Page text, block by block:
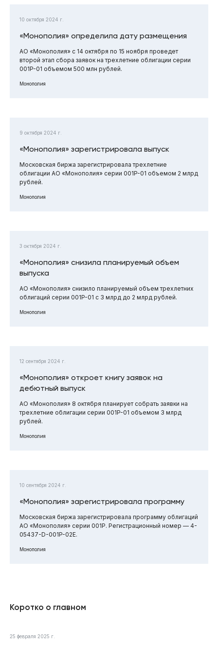
10 октября 2024 г.
«Монополия» определила дату размещения
АО «Монополия» с 14 октября по 15 ноября проведет
второй этап сбора заявок на трехлетние облигации серии
001P-01 объемом 500 млн рублей.
Монополия
9 октября 2024 г.
«Монополия» зарегистрировала выпуск
Московская биржа зарегистрировала трехлетние
облигации АО «Монополия» серии 001P-01 объемом 2 млрд
рублей.
Монополия
3 октября 2024 г.
«Монополия» снизила планируемый объем
выпуска
АО «Монополия» снизило планируемый объем трехлетних
облигаций серии 001P-01 с 3 млрд до 2 млрд рублей.
Монополия
12 сентября 2024 г.
«Монополия» откроет книгу заявок на
дебютный выпуск
АО «Монополия» 8 октября планирует собрать заявки на
трехлетние облигации серии 001P-01 объемом 3 млрд
рублей.
Монополия
10 сентября 2024 г.
«Монополия» зарегистрировала программу
Московская биржа зарегистрировала программу облигаций
АО «Монополия» серии 001P. Регистрационный номер — 4-
05437-D-001P-02E.
Монополия
Коротко о главном
25 февраля 2025 г.